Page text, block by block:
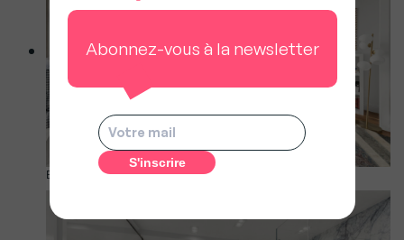
Evan Joseph Studios, Compass
Abonnez-vous à la newsletter